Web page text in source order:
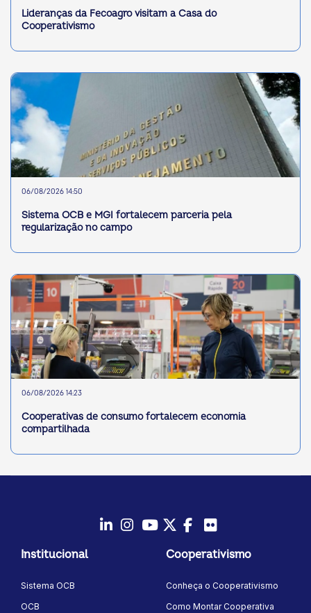
Lideranças da Fecoagro visitam a Casa do
Cooperativismo
06/08/2026 14:50
Sistema OCB e MGI fortalecem parceria pela
regularização no campo
06/08/2026 14:23
Cooperativas de consumo fortalecem economia
compartilhada
Institucional
Sistema OCB
OCB
Cooperativismo
Conheça o Cooperativismo
Como Montar Cooperativa